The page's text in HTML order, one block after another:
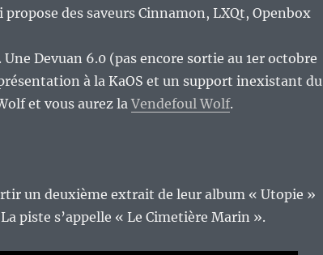
propose des saveurs Cinnamon, LXQt, Openbox
Une Devuan 6.0 (pas encore sortie au 1er octobre
à la KaOS et un support inexistant du
et vous aurez laVendefoul Wolf.
un deuxième extrait de leur album « Utopie »
piste s’appelle « Le Cimetière Marin ».